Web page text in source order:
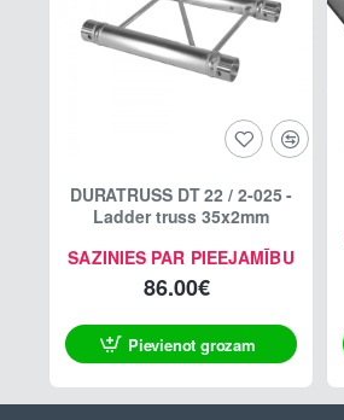
SAZINIES PAR PIEEJAMĪBU
DURATRUSS DT 22 / 2-025 -
Ladder truss 35x2mm
86.00€
Pievienot grozam